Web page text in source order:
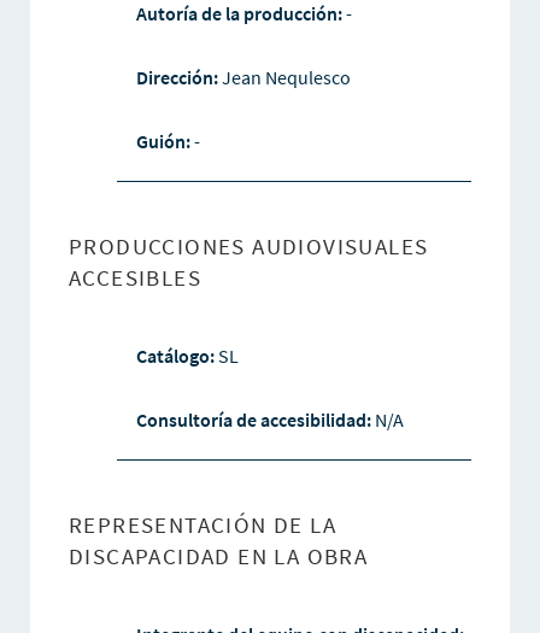
Autoría de la producción:-
Dirección:Jean Nequlesco
Guión:-
PRODUCCIONES AUDIOVISUALES
ACCESIBLES
Catálogo:SL
Consultoría de accesibilidad: N/A
REPRESENTACIÓN DE LA
DISCAPACIDAD EN LA OBRA